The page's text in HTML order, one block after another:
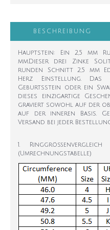
BESCHREIBUNG
Hauptstein: Ein 2,5 mm
mm.Dieser drei Zinke
runden Schnitt 2,5 mm
Herz Einstellung.
Geburtsstein oder ein
dieses einzigartige
graviert sowohl auf der
auf der inneren Basis.
Versand bei jeder
1.
(Umrechnungstabelle)